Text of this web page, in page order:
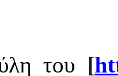
του [